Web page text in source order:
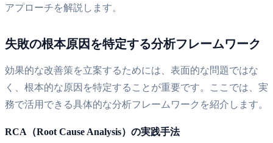
アプローチを解説します。
失敗の根本原因を特定する分析フレームワーク
効果的な改善策を立案するためには、表面的な問題ではな
く、根本的な原因を特定することが重要です。ここでは、実
務で活用できる具体的な分析フレームワークを紹介します。
RCA（Root Cause Analysis）の実践手法